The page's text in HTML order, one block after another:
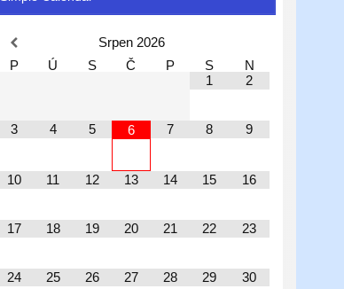
Srpen 2026
P
Ú S Č P S
N
1
2
3 4 5 6 7 8 9
10 11 12 13 14 15 16
17 18 19 20 21 22 23
24 25 26 27 28 29 30